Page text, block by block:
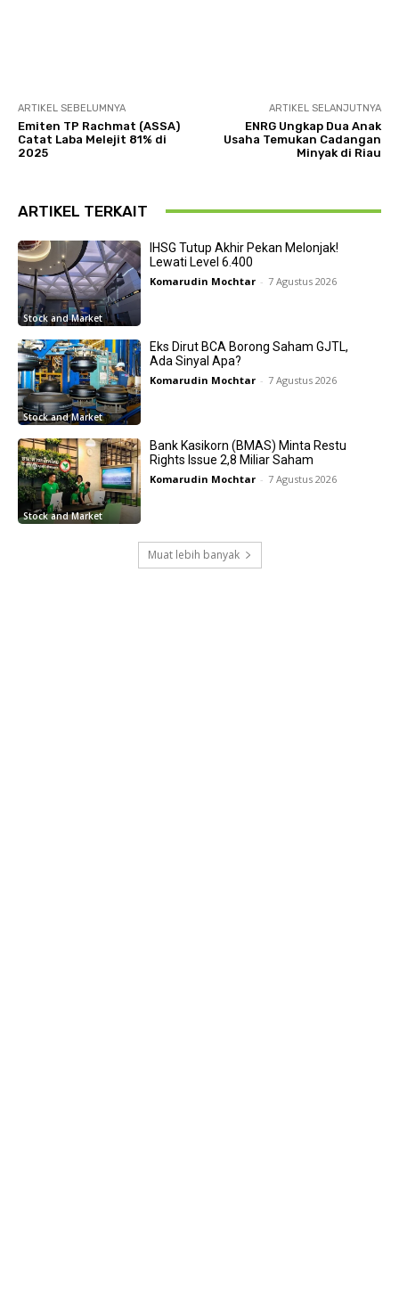
ARTIKEL SEBELUMNYA
Emiten TP Rachmat (ASSA)
Catat Laba Melejit 81% di
2025
ARTIKEL SELANJUTNYA
ENRG Ungkap Dua Anak
Usaha Temukan Cadangan
Minyak di Riau
ARTIKEL TERKAIT
Stock and Market
IHSG Tutup Akhir Pekan Melonjak!
Lewati Level 6.400
Komarudin Mochtar - 7 Agustus 2026
Stock and Market
Eks Dirut BCA Borong Saham GJTL,
Ada Sinyal Apa?
Komarudin Mochtar - 7 Agustus 2026
Stock and Market
Bank Kasikorn (BMAS) Minta Restu
Rights Issue 2,8 Miliar Saham
Komarudin Mochtar - 7 Agustus 2026
Muat lebih banyak